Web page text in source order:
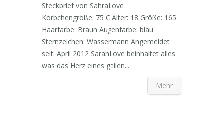
Steckbrief von SahraLove
Körbchengröße: 75 C Alter: 18 Größe: 165
Haarfarbe: Braun Augenfarbe: blau
Sternzeichen: Wassermann Angemeldet
seit: April 2012 SarahLove beinhaltet alles
was das Herz eines geilen...
Mehr